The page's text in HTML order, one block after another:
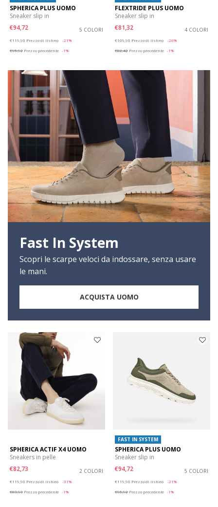
SPHERICA PLUS UOMO
Sneaker slip in
€94,72
5 COLORI
€119,90 Prezzo di listino
-21%
€95,92 Prezzo precedente -1%
FLEXTRIDE PLUS UOMO
Sneaker slip in
€81,32
4 COLORI
€109,90 Prezzo di listino
-26%
€82,42 Prezzo precedente -1%
Fast In System
Scopri le scarpe veloci da indossare, senza usare
le mani.
ACQUISTA UOMO
SPHERICA ACTIF X4 UOMO
Sneakers in pelle
€82,73
2 COLORI
€119,90 Prezzo di listino
-31%
€83,93 Prezzo precedente -1%
FAST IN SYSTEM
SPHERICA PLUS UOMO
Sneaker slip in
€94,72
5 COLORI
€119,90 Prezzo di listino
-21%
€95,92 Prezzo precedente -1%